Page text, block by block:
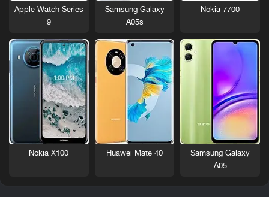
Nokia 7700
Samsung Galaxy
A05s
Apple Watch Series
9
Samsung Galaxy
A05
Huawei Mate 40
Nokia X100